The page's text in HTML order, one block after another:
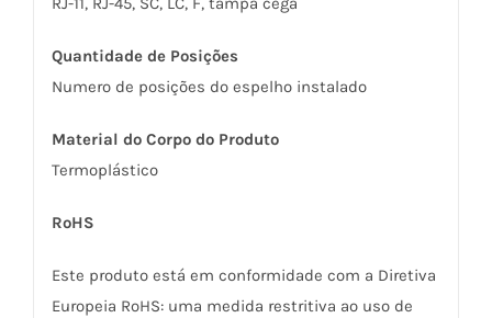
Quantidade de Posições
Numero de posições do espelho instalado
Material do Corpo do Produto
Termoplástico
RoHS
Este produto está em conformidade com a Diretiva
Europeia RoHS: uma medida restritiva ao uso de